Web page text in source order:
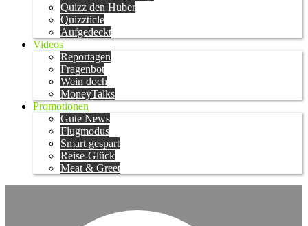
Quizz den Huber
Quizzticle
Aufgedeckt
Videos
Reportagen
Fragenbot
Wein doch
MoneyTalks
Promotionen
Gute News
Flugmodus
Smart gespart
Reise-Glück
Meat & Greet